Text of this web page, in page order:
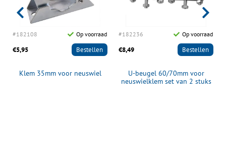
#182108 Op voorraad
€5,95 Bestellen
Klem 35mm voor neuswiel
#182236 Op voorraad
€8,49 Bestellen
U-beugel 60/70mm voor
neuswielklem set van 2 stuks